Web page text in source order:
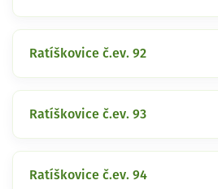
Ratíškovice č.ev. 92
Ratíškovice č.ev. 93
Ratíškovice č.ev. 94